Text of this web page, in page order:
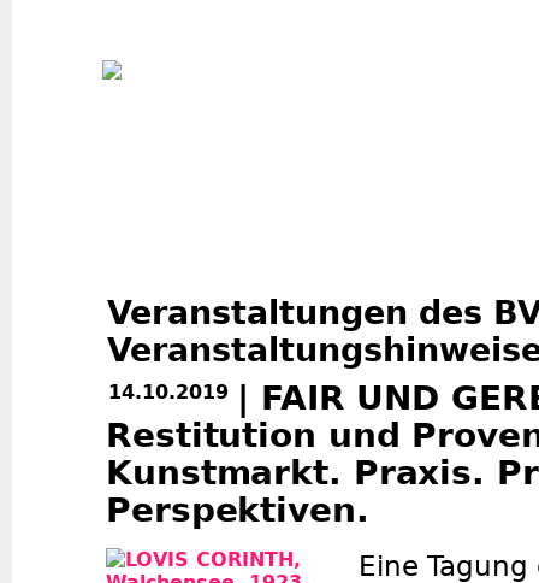
Veranstaltungen des
14.10.2019 | FAIR UND
Restitution und
Kunstmarkt. Praxis.
Perspektiven.
Eine Tagung